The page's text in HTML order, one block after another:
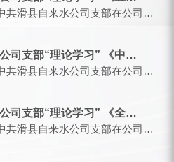
7月24日上午，中共滑县自来水公司支部在公司大会议室召开会议，组织开展“理论学习”...
中共滑县自来水公司支部“理论学习” 《中央党的建设工作领导小...
7月17日上午，中共滑县自来水公司支部在公司大会议室召开会议，组织开展“理论学习”...
中共滑县自来水公司支部“理论学习” 《全省树立和践行正确政绩...
7月10日上午，中共滑县自来水公司支部在公司大会议室召开会议，组织开展“理论学习”...